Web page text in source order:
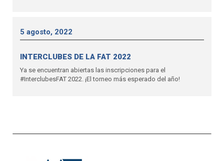
5 agosto, 2022
INTERCLUBES DE LA FAT 2022
Ya se encuentran abiertas las inscripciones para el
#InterclubesFAT 2022. ¡El torneo más esperado del año!